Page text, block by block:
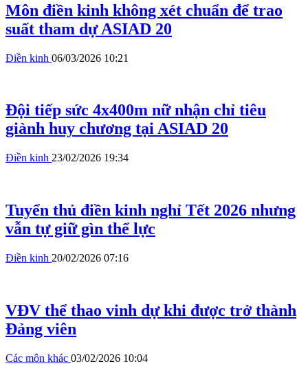
Môn điền kinh không xét chuẩn để trao
suất tham dự ASIAD 20
Điền kinh 06/03/2026 10:21
Đội tiếp sức 4x400m nữ nhận chỉ tiêu
giành huy chương tại ASIAD 20
Điền kinh 23/02/2026 19:34
Tuyển thủ điền kinh nghỉ Tết 2026 nhưng
vẫn tự giữ gìn thể lực
Điền kinh 20/02/2026 07:16
VĐV thể thao vinh dự khi được trở thành
Đảng viên
Các môn khác 03/02/2026 10:04